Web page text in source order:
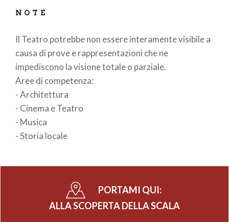
NOTE
Il Teatro potrebbe non essere interamente visibile a
causa di prove e rappresentazioni che ne
impediscono la visione totale o parziale.
Aree di competenza:
- Architettura
- Cinema e Teatro
- Musica
- Storia locale
PORTAMI QUI:
ALLA SCOPERTA DELLA SCALA